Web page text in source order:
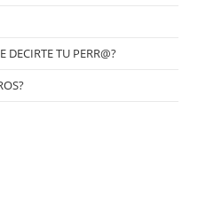
DECIRTE TU PERR@?